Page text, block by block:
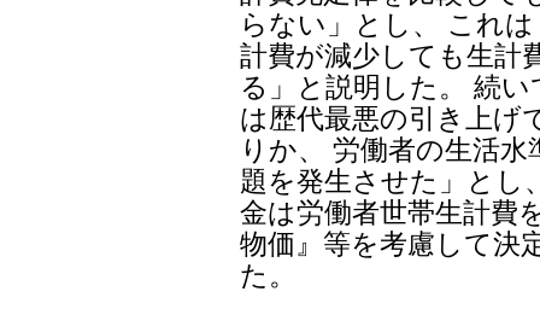
らない」とし、 これ
計費が減少しても生計
る」と説明した。 続
は歴代最悪の引き上げ
りか、 労働者の生活
題を発生させた」とし
金は労働者世帯生計費
物価』等を考慮して決
た。